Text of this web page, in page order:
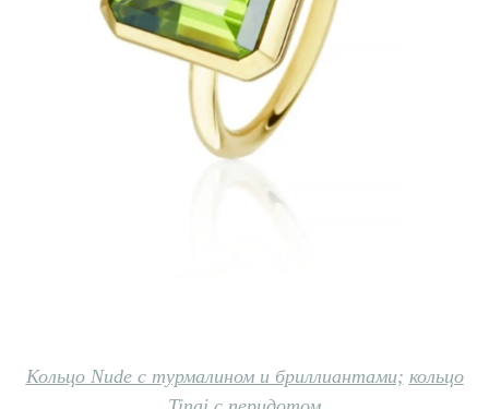
Кольцо Nude с турмалином и бриллиантами; кольцо